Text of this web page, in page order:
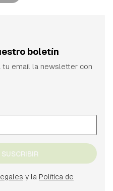
boletín
tu email la newsletter con
y la Política de